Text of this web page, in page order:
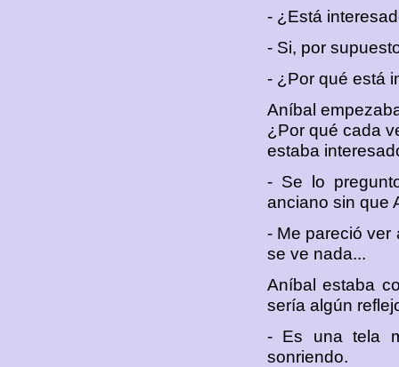
- ¿Está
- Si, por
- ¿Por qué está
Aníbal
¿Por qué cada
estaba
- Se lo
anciano sin que
- Me pareció ver
se ve nada...
Aníbal estaba
sería algún
- Es una tela
sonriendo.